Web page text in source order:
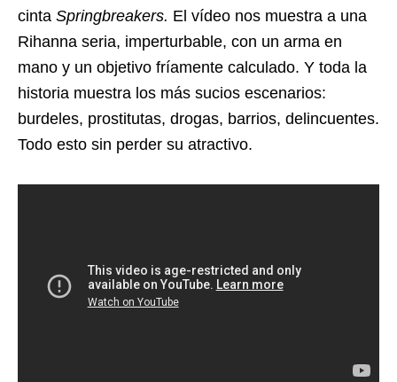
cinta Springbreakers. El vídeo nos muestra a una
Rihanna seria, imperturbable, con un arma en
mano y un objetivo fríamente calculado. Y toda la
historia muestra los más sucios escenarios:
burdeles, prostitutas, drogas, barrios, delincuentes.
Todo esto sin perder su atractivo.